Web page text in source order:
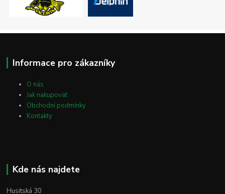
Informace pro zákazníky
O nás
Jak nakupovat
Obchodní podmínky
Kontakty
Kde nás najdete
Husitská 30